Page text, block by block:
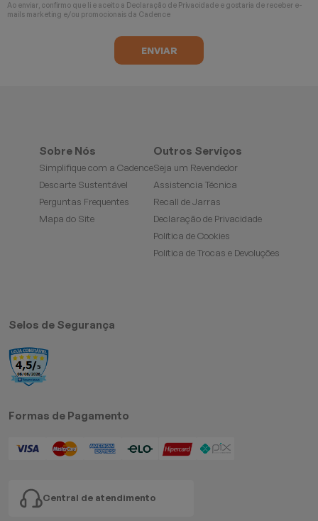
Ao enviar, confirmo que li e aceito a Declaração de Privacidade e gostaria de receber e-
mails marketing e/ou promocionais da Cadence
Sobre Nós
Simplifique com a Cadence
Descarte Sustentável
Perguntas Frequentes
Mapa do Site
Outros Serviços
Seja um Revendedor
Assistencia Técnica
Recall de Jarras
Declaração de Privacidade
Política de Cookies
Política de Trocas e Devoluções
Selos de Segurança
Formas de Pagamento
Central de atendimento